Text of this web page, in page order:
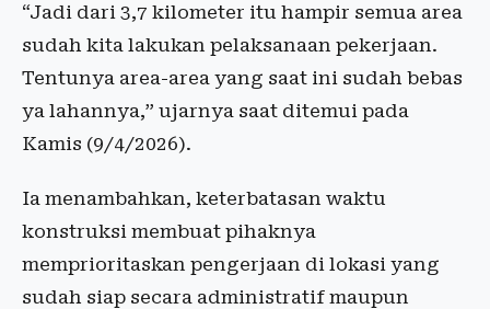
“Jadi dari 3,7 kilometer itu hampir semua area
sudah kita lakukan pelaksanaan pekerjaan.
Tentunya area-area yang saat ini sudah bebas
ya lahannya,” ujarnya saat ditemui pada
Kamis (9/4/2026).
Ia menambahkan, keterbatasan waktu
konstruksi membuat pihaknya
memprioritaskan pengerjaan di lokasi yang
sudah siap secara administratif maupun